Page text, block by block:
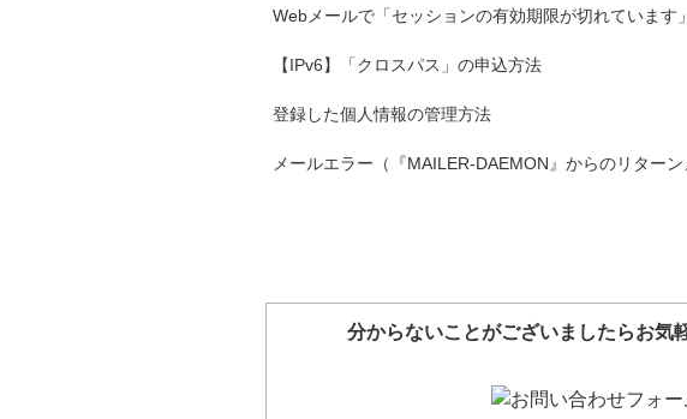
Webメールで「セッションの有効期限が切れています
【IPv6】「クロスパス」の申込方法
登録した個人情報の管理方法
メールエラー（『MAILER-DAEMON』からのリター
分からないことがございましたらお気